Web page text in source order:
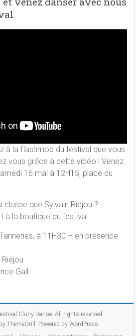
à la flashmob du festival que vous
vous grâce à cette vidéo ! Venez
16 mai à 12H15, place du
classe que Sylvain Riéjou ?
à la boutique du festival.
à 11H30 – en présence
Gall
Cluny Danse. All rights reserved.
ThemeGrill. Powered by WordPress.